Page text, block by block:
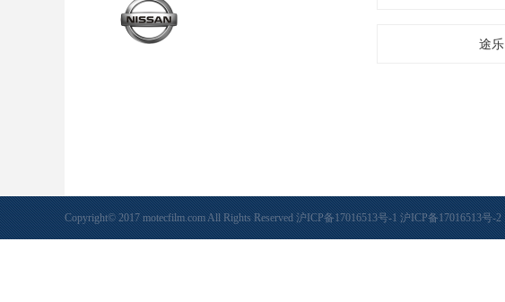
途乐
Copyright© 2017 motecfilm.com All Rights Reserved沪ICP备17016513号-1 沪ICP备17016513号-2